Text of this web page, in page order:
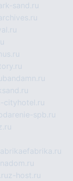
sand.ru
bandamn.ru
cityhotel.ru
spb.ru
z-host.ru